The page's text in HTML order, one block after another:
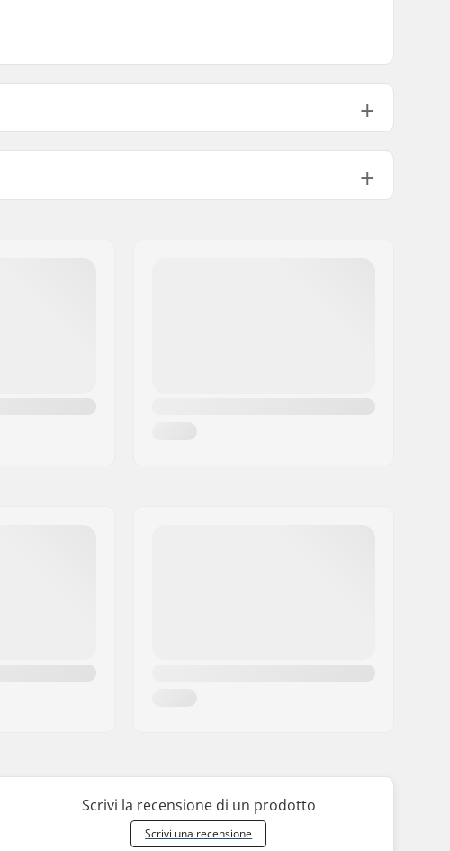
Scrivi la recensione di un prodotto
Scrivi una recensione